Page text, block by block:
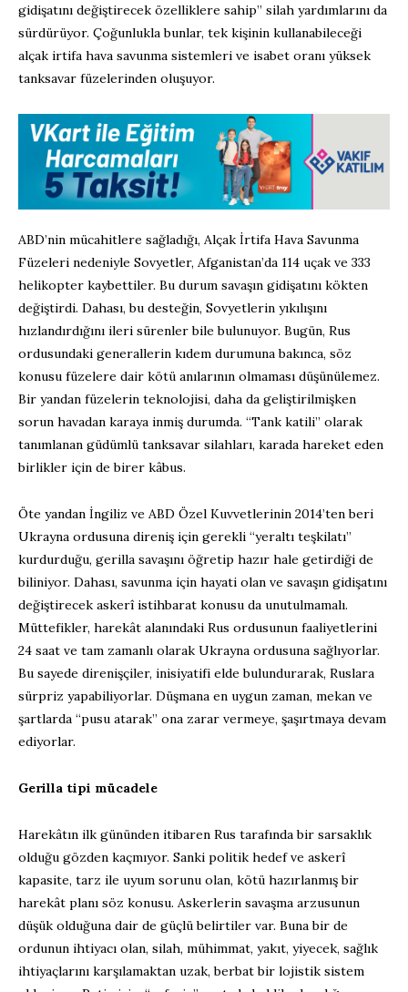
gidişatını değiştirecek özelliklere sahip” silah yardımlarını da
sürdürüyor. Çoğunlukla bunlar, tek kişinin kullanabileceği
alçak irtifa hava savunma sistemleri ve isabet oranı yüksek
tanksavar füzelerinden oluşuyor.
ABD’nin mücahitlere sağladığı, Alçak İrtifa Hava Savunma
Füzeleri nedeniyle Sovyetler, Afganistan’da 114 uçak ve 333
helikopter kaybettiler. Bu durum savaşın gidişatını kökten
değiştirdi. Dahası, bu desteğin, Sovyetlerin yıkılışını
hızlandırdığını ileri sürenler bile bulunuyor. Bugün, Rus
ordusundaki generallerin kıdem durumuna bakınca, söz
konusu füzelere dair kötü anılarının olmaması düşünülemez.
Bir yandan füzelerin teknolojisi, daha da geliştirilmişken
sorun havadan karaya inmiş durumda. “Tank katili” olarak
tanımlanan güdümlü tanksavar silahları, karada hareket eden
birlikler için de birer kâbus.
Öte yandan İngiliz ve ABD Özel Kuvvetlerinin 2014’ten beri
Ukrayna ordusuna direniş için gerekli “yeraltı teşkilatı”
kurdurduğu, gerilla savaşını öğretip hazır hale getirdiği de
biliniyor. Dahası, savunma için hayati olan ve savaşın gidişatını
değiştirecek askerî istihbarat konusu da unutulmamalı.
Müttefikler, harekât alanındaki Rus ordusunun faaliyetlerini
24 saat ve tam zamanlı olarak Ukrayna ordusuna sağlıyorlar.
Bu sayede direnişçiler, inisiyatifi elde bulundurarak, Ruslara
sürpriz yapabiliyorlar. Düşmana en uygun zaman, mekan ve
şartlarda “pusu atarak” ona zarar vermeye, şaşırtmaya devam
ediyorlar.
Gerilla tipi mücadele
Harekâtın ilk gününden itibaren Rus tarafında bir sarsaklık
olduğu gözden kaçmıyor. Sanki politik hedef ve askerî
kapasite, tarz ile uyum sorunu olan, kötü hazırlanmış bir
harekât planı söz konusu. Askerlerin savaşma arzusunun
düşük olduğuna dair de güçlü belirtiler var. Buna bir de
ordunun ihtiyacı olan, silah, mühimmat, yakıt, yiyecek, sağlık
ihtiyaçlarını karşılamaktan uzak, berbat bir lojistik sistem